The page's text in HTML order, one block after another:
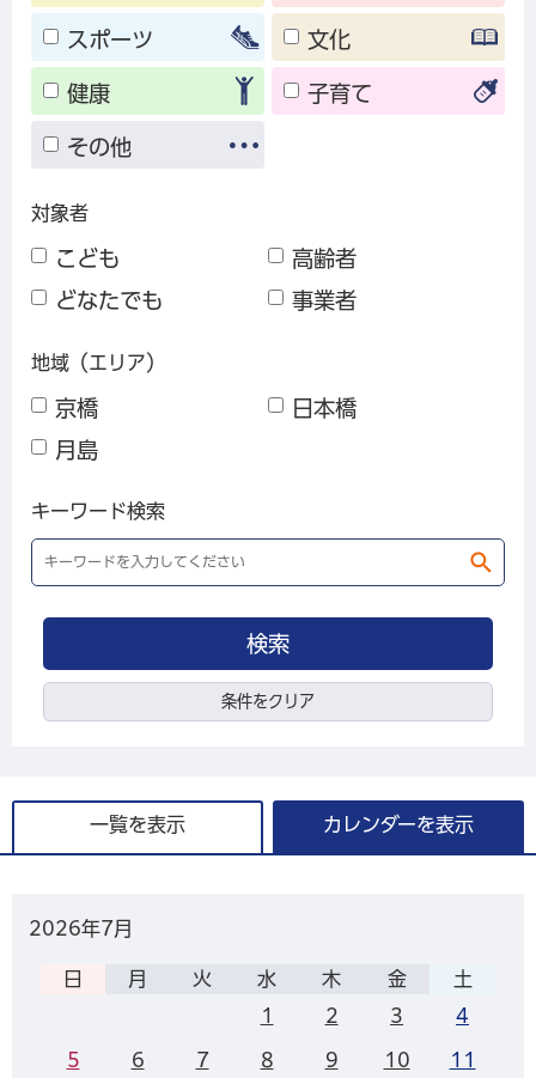
スポーツ 文化
健康 子育て
その他
対象者
こども
高齢者
どなたでも
事業者
地域（エリア）
京橋
日本橋
月島
キーワード検索
条件をクリア
一覧を表示 カレンダーを表示
2026年7月
日 月 火 水 木 金
土
1
2 3 4
5 6 7 8 9 10 11